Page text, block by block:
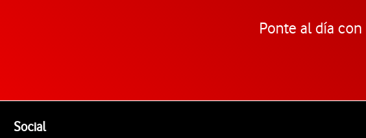
Ponte al día
SocialEnlaces a las redes sociales de Vodafone